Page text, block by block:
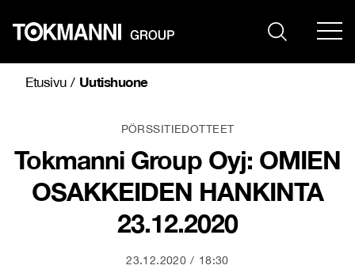
sisältöön
Etusivu/ Uutishuone
PÖRSSITIEDOTTEET
Tokmanni Group Oyj: OMIEN
OSAKKEIDEN HANKINTA
23.12.2020
23.12.2020 18:30